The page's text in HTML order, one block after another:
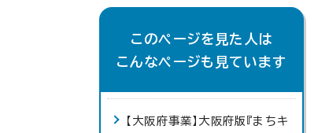
このページを見た人は
こんなページも見ています
【大阪府事業】大阪府版『まちキ